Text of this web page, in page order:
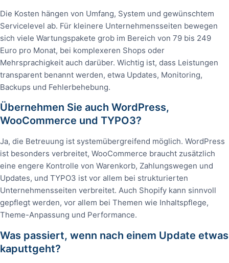
Die Kosten hängen von Umfang, System und gewünschtem
Servicelevel ab. Für kleinere Unternehmensseiten bewegen
sich viele Wartungspakete grob im Bereich von 79 bis 249
Euro pro Monat, bei komplexeren Shops oder
Mehrsprachigkeit auch darüber. Wichtig ist, dass Leistungen
transparent benannt werden, etwa Updates, Monitoring,
Backups und Fehlerbehebung.
Übernehmen Sie auch WordPress,
WooCommerce und TYPO3?
Ja, die Betreuung ist systemübergreifend möglich. WordPress
ist besonders verbreitet, WooCommerce braucht zusätzlich
eine engere Kontrolle von Warenkorb, Zahlungswegen und
Updates, und TYPO3 ist vor allem bei strukturierten
Unternehmensseiten verbreitet. Auch Shopify kann sinnvoll
gepflegt werden, vor allem bei Themen wie Inhaltspflege,
Theme-Anpassung und Performance.
Was passiert, wenn nach einem Update etwas
kaputtgeht?